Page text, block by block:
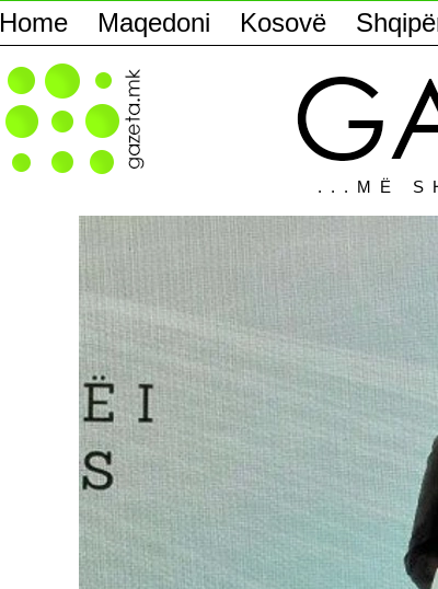
Home Maqedoni Kosovë
...MË